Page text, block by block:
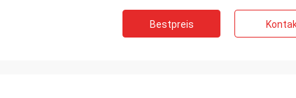
Bestpreis